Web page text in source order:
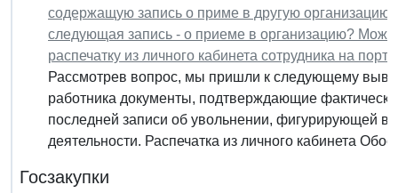
содержащую запись о приме в другую организацию
следующая запись - о приеме в организацию?
распечатку из личного кабинета сотрудника на
Рассмотрев вопрос, мы пришли к следующему
работника документы, подтверждающие
последней записи об увольнении, фигурирующей в
деятельности. Распечатка из личного кабинета
Госзакупки